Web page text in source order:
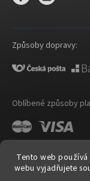
Tento web
webu vyjadřujete
Způsoby dopravy:
Oblíbené způsoby